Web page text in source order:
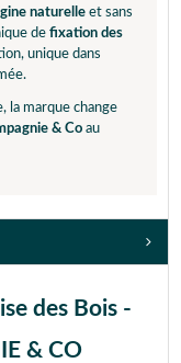
naturelle et sans
de fixation des
unique dans
la marque change
& Co au
des Bois -
& CO